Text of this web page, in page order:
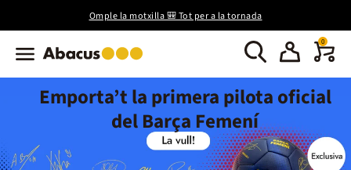
Omple la motxilla 🎒 Tot per a la tornada
0
Emporta’t la primera pilota oficial
del Barça Femení